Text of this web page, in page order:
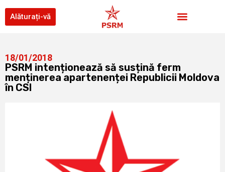
Alăturați-vă
18/01/2018
PSRM intenționează să susțină ferm
menținerea apartenenței Republicii Moldova
în CSI